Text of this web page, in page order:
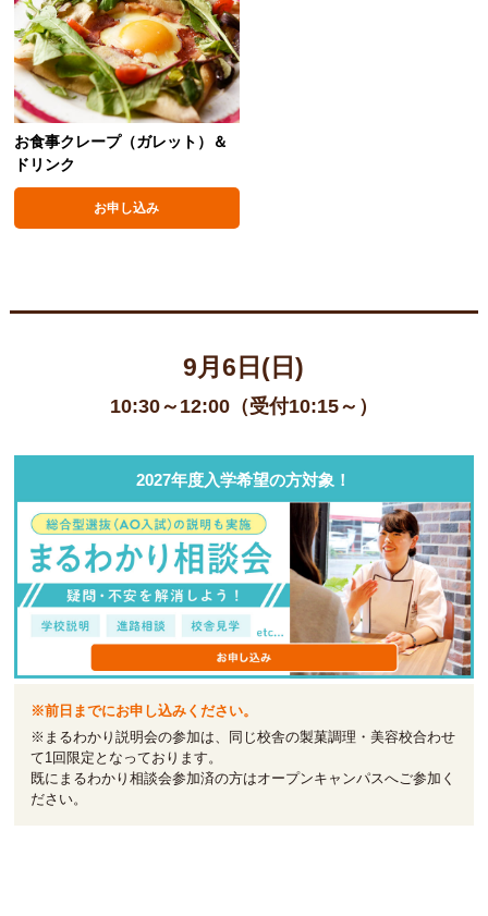
お食事クレープ（ガレット）＆
ドリンク
お申し込み
9月6日(日)
10:30～12:00（受付10:15～）
2027年度入学希望の方対象！
※前日までにお申し込みください。
※まるわかり説明会の参加は、同じ校舎の製菓調理・美容校合わせ
て1回限定となっております。
既にまるわかり相談会参加済の方はオープンキャンパスへご参加く
ださい。